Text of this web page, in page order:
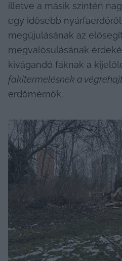
illetve a másik szintén
egy idősebb
megújulásának az
megvalósulásának
kivágandó fáknak a
fakitermelésnek a
erdőmérnök.